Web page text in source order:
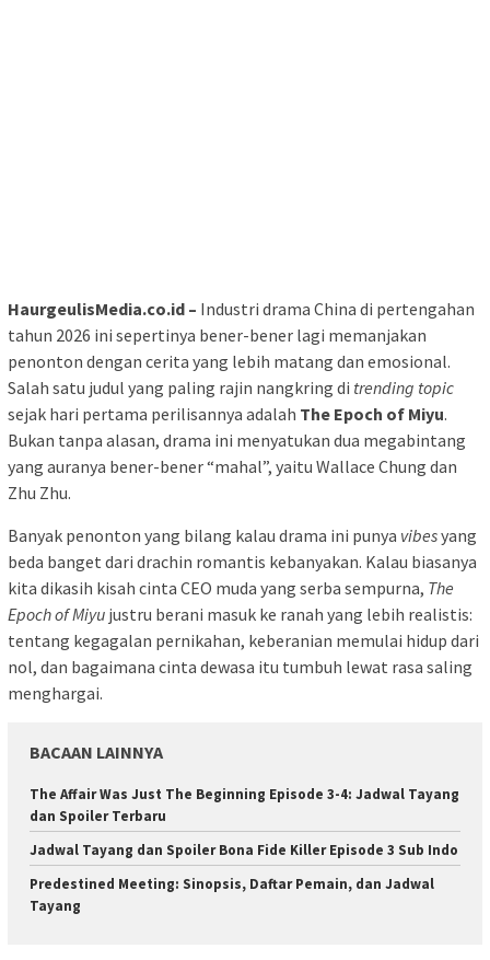
HaurgeulisMedia.co.id – Industri drama China di pertengahan
tahun 2026 ini sepertinya bener-bener lagi memanjakan
penonton dengan cerita yang lebih matang dan emosional.
Salah satu judul yang paling rajin nangkring di trending topic
sejak hari pertama perilisannya adalah The Epoch of Miyu.
Bukan tanpa alasan, drama ini menyatukan dua megabintang
yang auranya bener-bener “mahal”, yaitu Wallace Chung dan
Zhu Zhu.
Banyak penonton yang bilang kalau drama ini punya vibesyang
beda banget dari drachin romantis kebanyakan. Kalau biasanya
kita dikasih kisah cinta CEO muda yang serba sempurna, The
Epoch of Miyu justru berani masuk ke ranah yang lebih realistis:
tentang kegagalan pernikahan, keberanian memulai hidup dari
nol, dan bagaimana cinta dewasa itu tumbuh lewat rasa saling
menghargai.
BACAAN LAINNYA
The Affair Was Just The Beginning Episode 3-4: Jadwal Tayang
dan Spoiler Terbaru
Jadwal Tayang dan Spoiler Bona Fide Killer Episode 3 Sub Indo
Predestined Meeting: Sinopsis, Daftar Pemain, dan Jadwal
Tayang